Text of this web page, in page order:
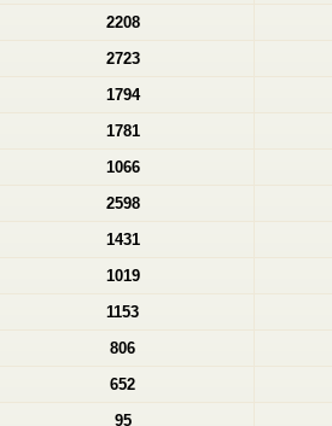
2208
2723
1794
1781
1066
2598
1431
1019
1153
806
652
95